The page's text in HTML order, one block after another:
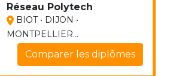
Réseau Polytech
BIOT • DIJON •
MONTPELLIER...
Comparer les diplômes